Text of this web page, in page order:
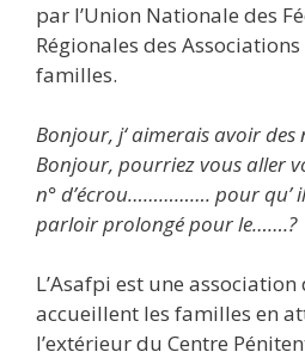
par l’Union Nationale des
Régionales des
familles.
Bonjour, j‘ aimerais avoir
Bonjour, pourriez vous
n° d’écrou……………. pour qu’
parloir prolongé pour le…….?
L’Asafpi est une
accueillent les familles en
l’extérieur du Centre